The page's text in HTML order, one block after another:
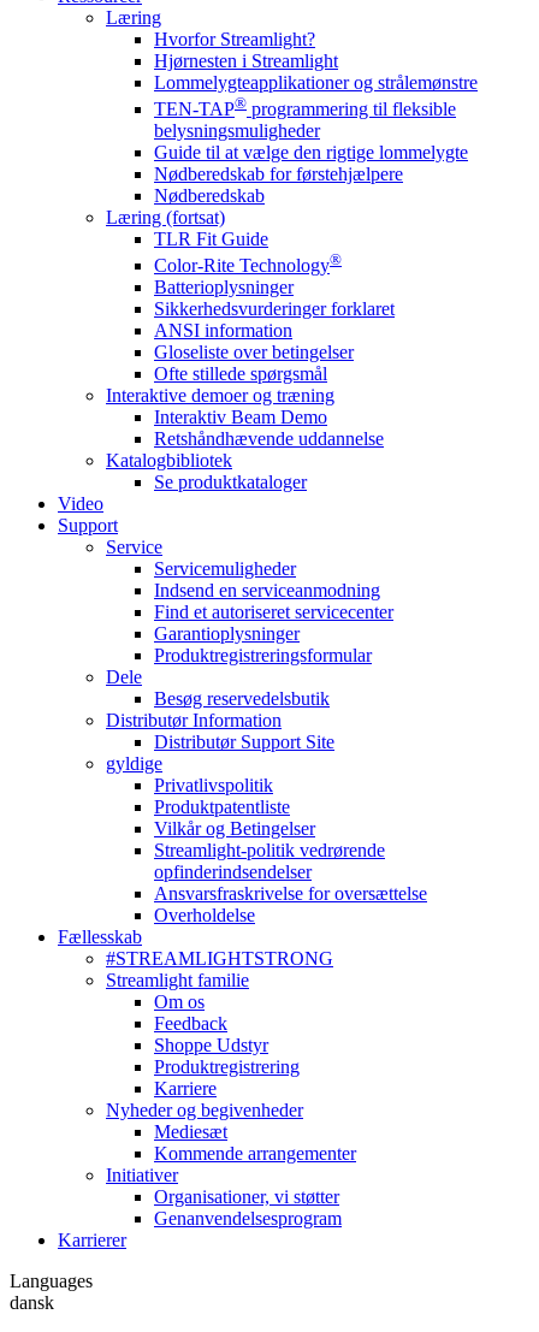
Læring
Hvorfor Streamlight?
Hjørnesten i Streamlight
Lommelygteapplikationer og strålemønstre
TEN-TAP® programmering til fleksible
belysningsmuligheder
Guide til at vælge den rigtige lommelygte
Nødberedskab for førstehjælpere
Nødberedskab
Læring (fortsat)
TLR Fit Guide
Color-Rite Technology®
Batterioplysninger
Sikkerhedsvurderinger forklaret
ANSI information
Gloseliste over betingelser
Ofte stillede spørgsmål
Interaktive demoer og træning
Interaktiv Beam Demo
Retshåndhævende uddannelse
Katalogbibliotek
Se produktkataloger
Video
Support
Service
Servicemuligheder
Indsend en serviceanmodning
Find et autoriseret servicecenter
Garantioplysninger
Produktregistreringsformular
Dele
Besøg reservedelsbutik
Distributør Information
Distributør Support Site
gyldige
Privatlivspolitik
Produktpatentliste
Vilkår og Betingelser
Streamlight-politik vedrørende
opfinderindsendelser
Ansvarsfraskrivelse for oversættelse
Overholdelse
Fællesskab
#STREAMLIGHTSTRONG
Streamlight familie
Om os
Feedback
Shoppe Udstyr
Produktregistrering
Karriere
Nyheder og begivenheder
Mediesæt
Kommende arrangementer
Initiativer
Organisationer, vi støtter
Genanvendelsesprogram
Karrierer
Languages
dansk